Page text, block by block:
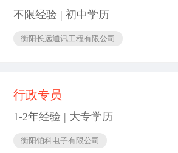
不限经验 | 初中学历
衡阳长远通讯工程有限公司
行政专员
1-2年经验 | 大专学历
衡阳铂科电子有限公司